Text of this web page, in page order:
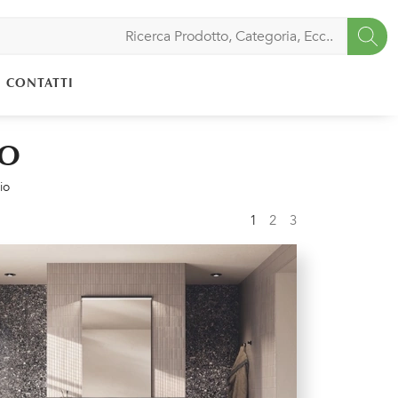
CONTATTI
1 2 3